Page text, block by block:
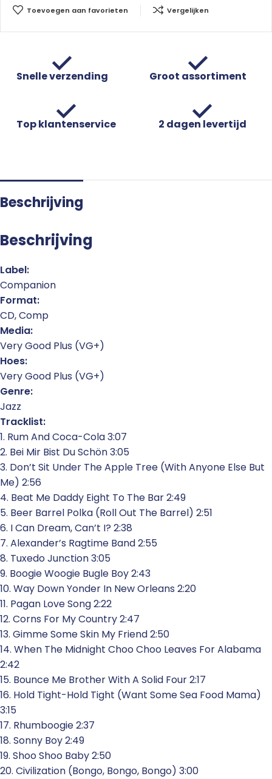
Toevoegen aan favorieten Vergelijken
Snelle verzending Groot assortiment
Top klantenservice 2 dagen levertijd
Beschrijving
Beschrijving
Label:
Companion
Format:
CD, Comp
Media:
Very Good Plus (VG+)
Hoes:
Very Good Plus (VG+)
Genre:
Jazz
Tracklist:
1. Rum And Coca-Cola 3:07
2. Bei Mir Bist Du Schön 3:05
3. Don’t Sit Under The Apple Tree (With Anyone Else But
Me) 2:56
4. Beat Me Daddy Eight To The Bar 2:49
5. Beer Barrel Polka (Roll Out The Barrel) 2:51
6. I Can Dream, Can’t I? 2:38
7. Alexander’s Ragtime Band 2:55
8. Tuxedo Junction 3:05
9. Boogie Woogie Bugle Boy 2:43
10. Way Down Yonder In New Orleans 2:20
11. Pagan Love Song 2:22
12. Corns For My Country 2:47
13. Gimme Some Skin My Friend 2:50
14. When The Midnight Choo Choo Leaves For Alabama
2:42
15. Bounce Me Brother With A Solid Four 2:17
16. Hold Tight-Hold Tight (Want Some Sea Food Mama)
3:15
17. Rhumboogie 2:37
18. Sonny Boy 2:49
19. Shoo Shoo Baby 2:50
20. Civilization (Bongo, Bongo, Bongo) 3:00